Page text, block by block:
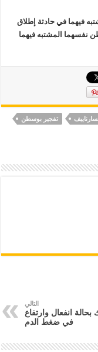
فيهما في حادثة إطلاق
نفسهما المشتبه فيهما
تفجير بوسطن
التالي
بحالة انفعال وارتفاع
في ضغط الدم